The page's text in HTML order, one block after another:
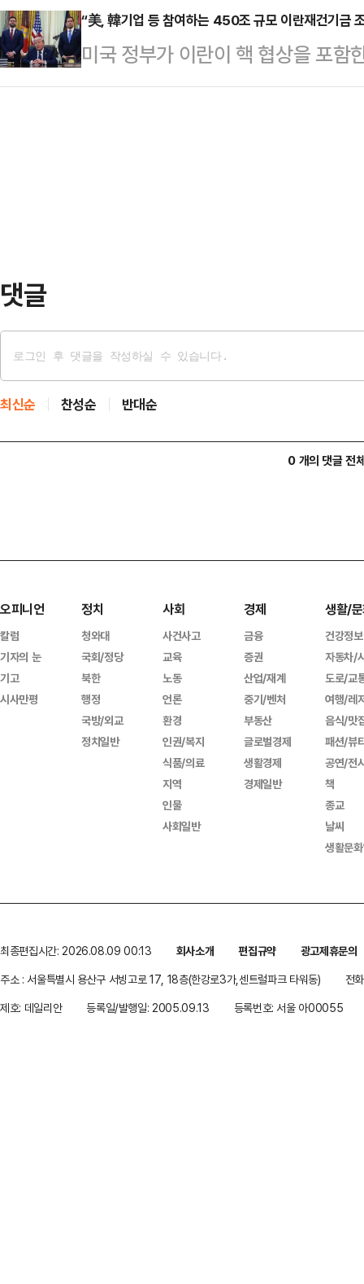
이스캠프에서 225km를 이동하는
리에 어려움을 겪었다.그 여파로 객
상대로 고전했다…
것이 아니라 우주·위성 사업을 영
을 재무자산으로 보유한 채 상장했
가상자산업계에 따르면 스페이스
“美, 韓기업 등 참여하는 450조 규모 이란재건기금
미국 정부가 이란이 핵 협상을 포함
업 중심의 대규모 재건기금 조성 방
댓글
최신순 찬성순 반대순
0 개의 댓글 전
오피니언
칼럼
기자의 눈
기고
시사만평
정치
청와대
국회/정당
북한
행정
국방/외교
정치일반
사회
사건사고
교육
노동
언론
환경
인권/복지
식품/의료
지역
인물
사회일반
경제
금융
증권
산업/재계
중기/벤처
부동산
글로벌경제
생활경제
경제일반
생활/
건강정보
자동차/
도로/교
여행/레
음식/맛
패션/뷰
공연/전
책
종교
날씨
생활문
최종편집시간: 2026.08.09 00:13 회사소개 편집규약
광고제휴문의
주소 : 서울특별시 용산구 서빙고로 17, 18층(한강로3가,센트럴파크 타워동)
전
제호: 데일리안
등록일/발행일: 2005.09.13 등록번호: 서울 아00055